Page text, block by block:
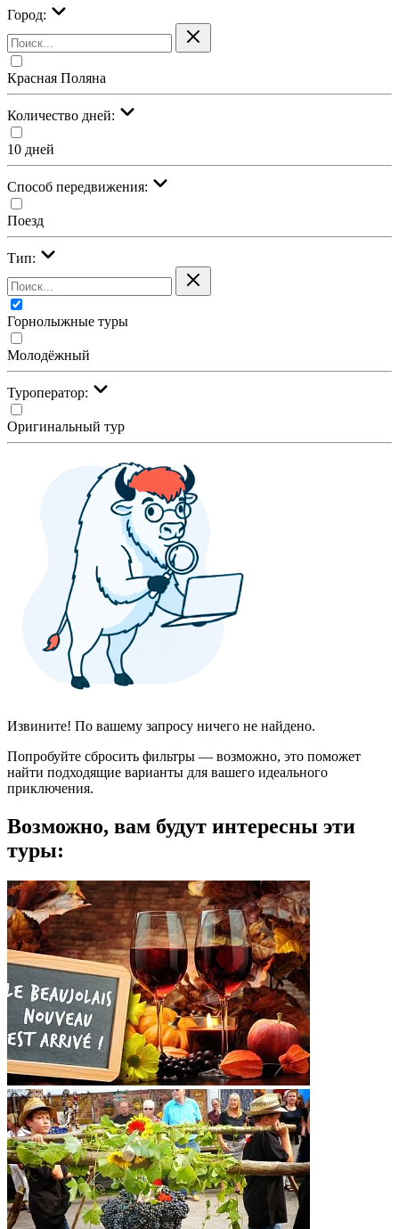
Город:
Красная Поляна
Количество дней:
10 дней
Cпособ передвижения:
Поезд
Тип:
Горнолыжные туры
Молодёжный
Туроператор:
Оригинальный тур
Извините! По вашему запросу ничего не найдено.
Попробуйте сбросить фильтры — возможно, это поможет
найти подходящие варианты для вашего идеального
приключения.
Возможно, вам будут интересны эти
туры: